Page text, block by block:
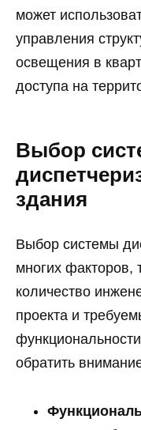
может
управления
освещения в
доступа на
Выбор
здания
Выбор системы
многих факторов,
количество
проекта и
обратить